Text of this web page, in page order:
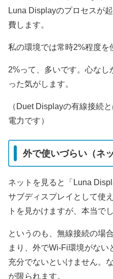
Luna Displayのプロセスが
費します。
私の環境では常時2%程度を
2%って、多いです。心な
った気がします。
（Duet Displayの有線接続
電力です）
外で使いづらい（ネ
ネットを見ると「Luna
サブディスプレイとして使
トを見かけますが、本当で
というのも、無線接続の場
まり、外でWi-Fi環境がな
充分でないといけません。
が限られます。